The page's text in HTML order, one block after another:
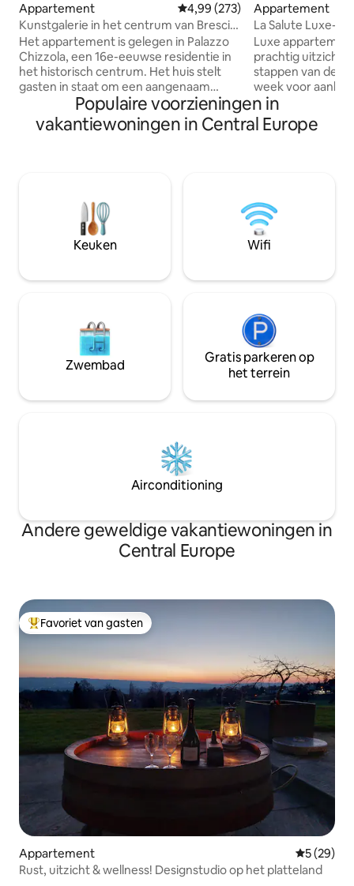
Appartement Gemiddelde beoordeling van
4,99 (273)
Kunstgalerie in het centrum van Brescia
- Dogeshouse
Het appartement is gelegen in Palazzo
Chizzola, een 16e-eeuwse residentie in
het historisch centrum. Het huis stelt
gasten in staat om een aangenaam
verblijf door te brengen
ondergedompeld in een sfeer van
vervlogen tijden. De representatieve
gelegen op een paar stappen van
plaatsen van historisch en artistiek
belang zoals Teatro Grande e Sociale,
Pinacoteca, Museo Santa Giulia, Duomo.
Appartement
La Salute Luxe-
Luxe
prachtig uitzicht,
stappen van de
week voor
om het
verstrekken,
de
treden, maar niet
het appartement. Er is een bagage-
opslagruimte
Populaire voorzieningen in
vakantiewoningen in Central Europe
Keuken Wifi
Zwembad
Gratis parkeren op
het terrein
Airconditioning
Andere geweldige vakantiewoningen in
Central Europe
Topfavoriet van gasten
Favoriet van gasten
Appartement
5 (29)
Rust, uitzicht & wellness! Designstudio op het platteland